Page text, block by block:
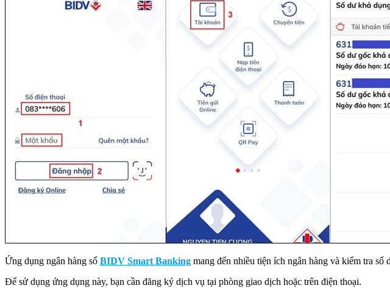
Ứng dụng ngân hàng số BIDV Smart Banking mang đến nhiều tiện ích ngân hàng và kiểm tra
Để sử dụng ứng dụng này, bạn cần đăng ký dịch vụ tại phòng giao dịch hoặc trên điện thoại.